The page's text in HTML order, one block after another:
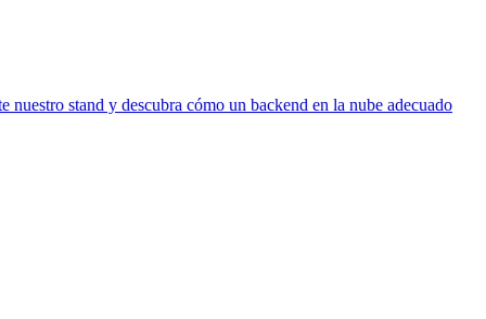
stand y descubra cómo un backend en la nube adecuado